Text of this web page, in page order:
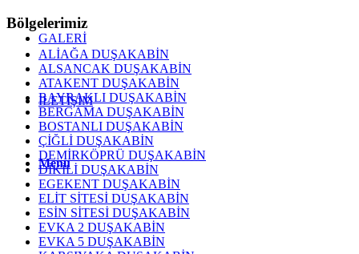
GALERİ
İLETİŞİM
Menu
Bölgelerimiz
ALİAĞA DUŞAKABİN
ALSANCAK DUŞAKABİN
ATAKENT DUŞAKABİN
BAYRAKLI DUŞAKABİN
BERGAMA DUŞAKABİN
BOSTANLI DUŞAKABİN
ÇİĞLİ DUŞAKABİN
DEMİRKÖPRÜ DUŞAKABİN
DİKİLİ DUŞAKABİN
EGEKENT DUŞAKABİN
ELİT SİTESİ DUŞAKABİN
ESİN SİTESİ DUŞAKABİN
EVKA 2 DUŞAKABİN
EVKA 5 DUŞAKABİN